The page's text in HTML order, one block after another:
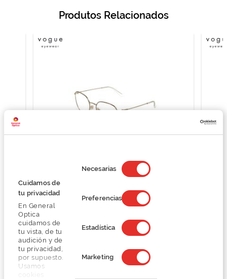
Cuidamos de
tu privacidad
En General
Optica
cuidamos de
tu vista, de tu
audición y de
tu privacidad,
por supuesto.
Usamos
de
consentimiento
Necesarias
Preferencias
Estadística
Marketing
Produtos Relacionados
O preço inclui apenas a armação
93,00 €